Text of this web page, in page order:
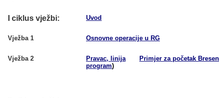
I ciklus vježbi: Uvod
Vježba 1 Osnovne operacije u RG
Vježba 2 Pravac, linija
Primjer za početak
program)